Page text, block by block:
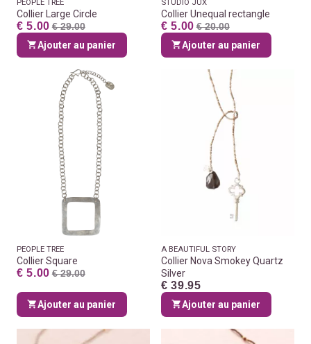
PEOPLE TREE
Collier Large Circle
€ 5.00 € 29.00
Ajouter au panier
STUDIO JUX
Collier Unequal rectangle
€ 5.00 € 20.00
Ajouter au panier
PEOPLE TREE
Collier Square
€ 5.00 € 29.00
Ajouter au panier
A BEAUTIFUL STORY
Collier Nova Smokey Quartz
Silver
€ 39.95
Ajouter au panier